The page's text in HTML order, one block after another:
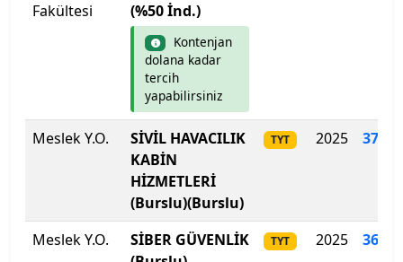
Mimar Sinan Güzel Sanatlar Üniversitesi
Mudanya Üniversitesi
Muğla Sıtkı Koçman Üniversitesi
Munzur Üniversitesi
Muş Alparslan Üniversitesi
Necmettin Erbakan Üniversitesi
Fakültesi
(%50 İnd.)
Kontenjan
dolana kadar
tercih
yapabilirsiniz
Meslek Y.O.
SİVİL HAVACILIK
KABİN
HİZMETLERİ
(Burslu)(Burslu)
TYT 2025
Meslek Y.O.
SİBER GÜVENLİK
TYT 2025